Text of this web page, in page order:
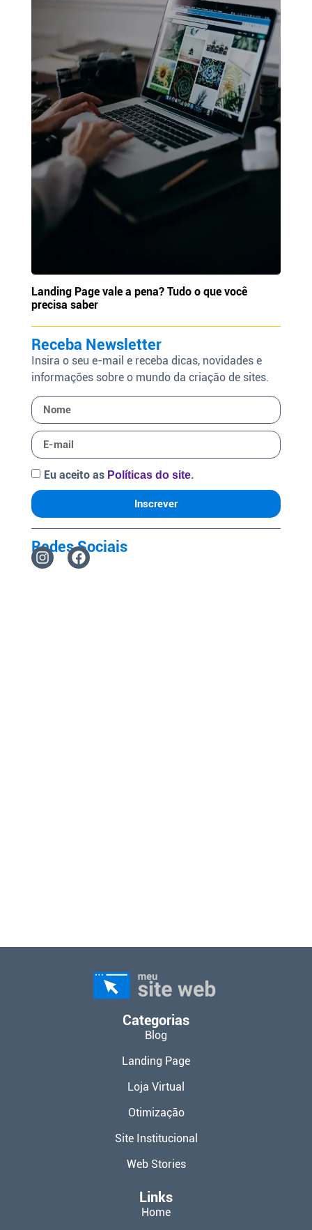
Landing Page vale a pena? Tudo o que você
precisa saber
Receba Newsletter
Insira o seu e-mail e receba dicas, novidades e
informações sobre o mundo da criação de sites.
Eu aceito as Políticas do site.
Inscrever
Redes Sociais
Categorias
Blog
Landing Page
Loja Virtual
Otimização
Site Institucional
Web Stories
Links
Home